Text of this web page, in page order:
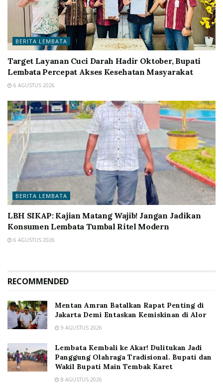
BERITA LEMBATA
Target Layanan Cuci Darah Hadir Oktober, Bupati
Lembata Percepat Akses Kesehatan Masyarakat
6 AGUSTUS 2026
BERITA LEMBATA
LBH SIKAP: Kajian Matang Wajib! Jangan Jadikan
Konsumen Lembata Tumbal Ritel Modern
6 AGUSTUS 2026
RECOMMENDED
Mentan Amran Batalkan Rapat Penting di
Jakarta Demi Entaskan Kemiskinan di Alor
9 AGUSTUS 2026
Lembata Kembali ke Akar! Dulitukan Jadi
Panggung Olahraga Tradisional. Bupati dan
Wakil Bupati Main Tembak Karet
8 AGUSTUS 2026